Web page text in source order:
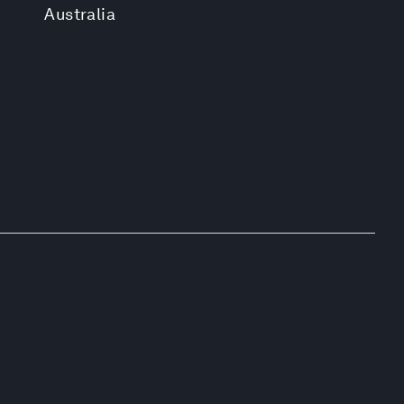
Australia